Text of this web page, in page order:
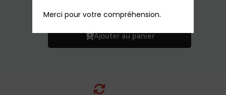
Ajouter au panier
Merci pour votre compréhension.